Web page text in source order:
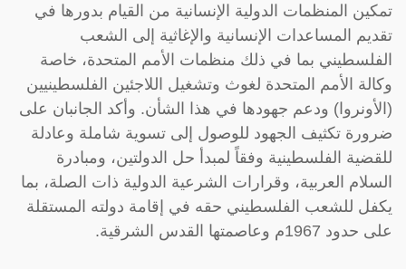
تمكين المنظمات الدولية الإنسانية من القيام بدورها في
تقديم المساعدات الإنسانية والإغاثية إلى الشعب
الفلسطيني بما في ذلك منظمات الأمم المتحدة، خاصة
وكالة الأمم المتحدة لغوث وتشغيل اللاجئين الفلسطينيين
(الأونروا) ودعم جهودها في هذا الشأن. وأكد الجانبان على
ضرورة تكثيف الجهود للوصول إلى تسوية شاملة وعادلة
للقضية الفلسطينية وفقاً لمبدأ حل الدولتين، ومبادرة
السلام العربية، وقرارات الشرعية الدولية ذات الصلة، بما
يكفل للشعب الفلسطيني حقه في إقامة دولته المستقلة
على حدود 1967م وعاصمتها القدس الشرقية.